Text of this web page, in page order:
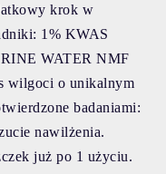
krok w
1% KWAS
WATER NMF
wilgoci o unikalnym
badaniami:
nawilżenia.
już po 1 użyciu.